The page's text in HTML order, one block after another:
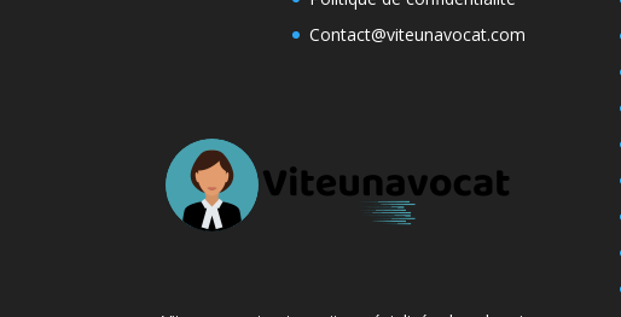
Contact@viteunavocat.com